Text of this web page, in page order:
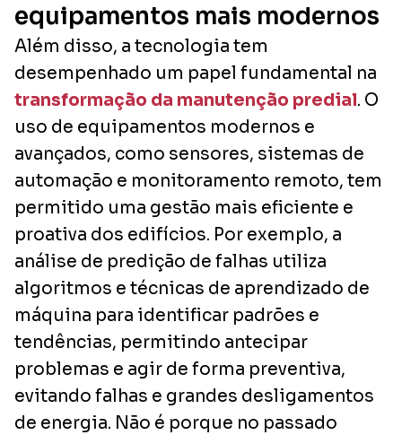
equipamentos mais modernos
Além disso, a tecnologia tem
desempenhado um papel fundamental na
transformação da manutenção predial. O
uso de equipamentos modernos e
avançados, como sensores, sistemas de
automação e monitoramento remoto, tem
permitido uma gestão mais eficiente e
proativa dos edifícios. Por exemplo, a
análise de predição de falhas utiliza
algoritmos e técnicas de aprendizado de
máquina para identificar padrões e
tendências, permitindo antecipar
problemas e agir de forma preventiva,
evitando falhas e grandes desligamentos
de energia. Não é porque no passado